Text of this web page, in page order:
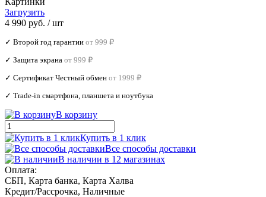
Загрузить
4 990 руб. / шт
✓ Второй год гарантии от 999 ₽
✓ Защита экрана от 999 ₽
✓ Сертификат Честный обмен от 1999 ₽
✓ Trade‑in смартфона, планшета и ноутбука
В корзину
Купить в 1 клик
Все способы доставки
В наличии в 12 магазинах
Оплата:
СБП, Карта банка, Карта Халва
Кредит/Рассрочка, Наличные